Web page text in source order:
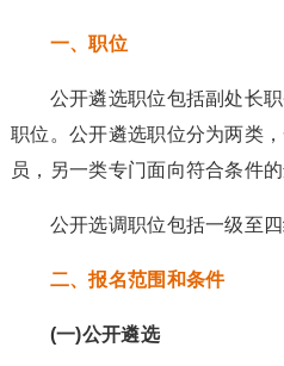
一、职位
公开遴选职位包括副处长职
职位。公开遴选职位分为两类
员，另一类专门面向符合条件的
公开选调职位包括一级至四
二、报名范围和条件
(一)公开遴选